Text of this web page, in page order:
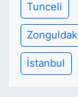
Tunceli
Zonguldak
İstanbul